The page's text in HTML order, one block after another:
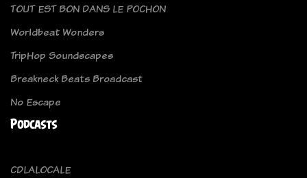
TOUT EST BON DANS LE POCHON
Worldbeat Wonders
TripHop Soundscapes
Breakneck Beats Broadcast
No Escape
Podcasts
CDLALOCALE